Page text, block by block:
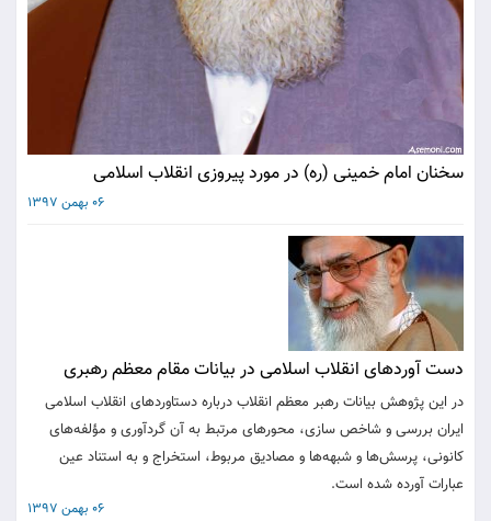
سخنان امام خمینی (ره) در مورد پیروزی انقلاب اسلامی
06 بهمن 1397
دست آوردهای انقلاب اسلامی در بیانات مقام معظم رهبری
در این پژوهش بیانات رهبر معظم انقلاب درباره دستاوردهای انقلاب اسلامی
ایران بررسی و شاخص سازی، محورهای مرتبط به آن گردآوری و مؤلفه‌های
کانونی، پرسش‌ها و شبهه‌ها و مصادیق مربوط، استخراج و به استناد عین
عبارات آورده شده است.
06 بهمن 1397